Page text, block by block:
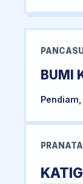
BUMI